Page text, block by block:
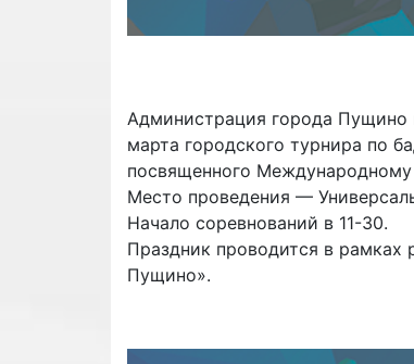
Администрация города Пущино
марта городского турнира по
посвященного
Место проведения —
Начало соревнований в 11-30.
Праздник проводится в
Пущино».